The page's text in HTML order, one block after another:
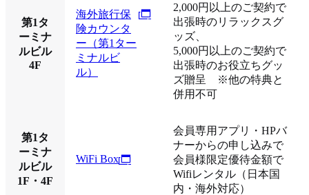
第1タ
ーミナ
ルビル
4F
海外旅行保
険カウンタ
ー（第1ター
ミナルビ
ル）
2,000円以上のご契約で
出張時のリラックスグ
ッズ、
5,000円以上のご契約で
出張時のお役立ちグッ
ズ贈呈 ※他の特典と
併用不可
第1タ
ーミナ
ルビル
1F・4F
WiFi Box
会員専用アプリ・HPバ
ナーからの申し込みで
会員様限定優待金額で
Wifiレンタル（日本国
内・海外対応）